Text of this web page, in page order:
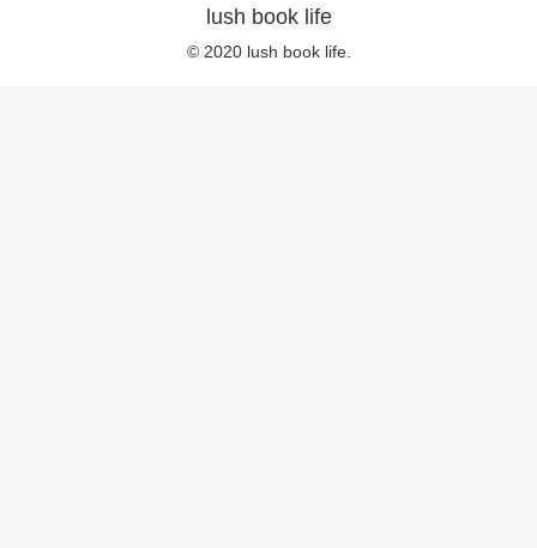
lush book life
© 2020 lush book life.